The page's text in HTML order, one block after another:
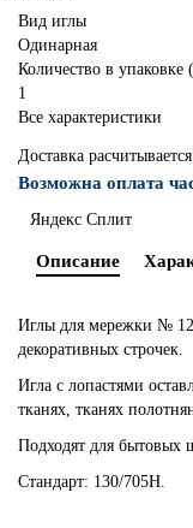
Вид иглы
Одинарная
Количество в упаковке
1
Все характеристики
Доставка
Возможна оплата
Яндекс Сплит
Описание
Иглы для мережки №
декоративных строчек.
Игла с лопастями
тканях, тканях
Подходят для
Стандарт: 130/705H.